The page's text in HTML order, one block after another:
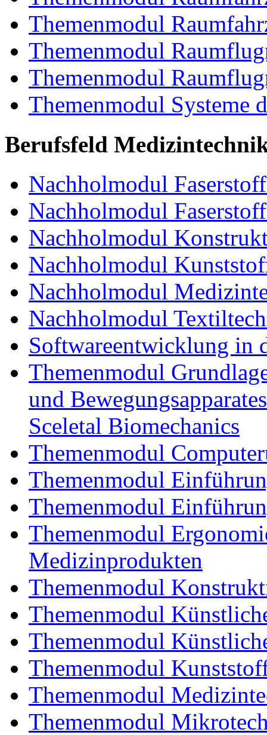
Themenmodul
Themenmodul
Themenmodul
Themenmodul Systeme
Berufsfeld
Nachholmodul
Nachholmodul
Nachholmodul
Nachholmodul
Nachholmodul
Nachholmodul
Softwareentwicklung in
Themenmodul
und
Sceletal Biomechanics
Themenmodul
Themenmodul
Themenmodul
Themenmodul
Medizinprodukten
Themenmodul
Themenmodul
Themenmodul
Themenmodul
Themenmodul
Themenmodul